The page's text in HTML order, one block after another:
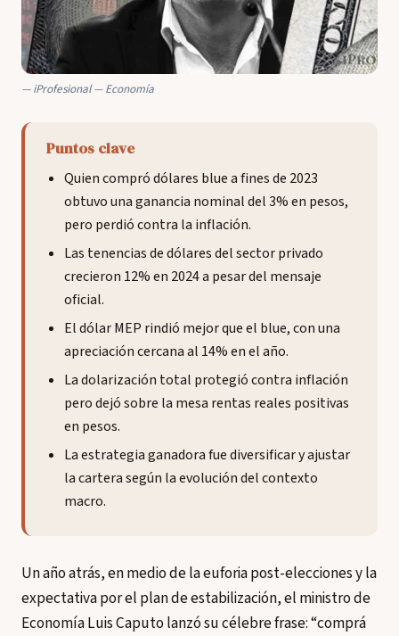
iProfesional — Economía
Puntos clave
Quien compró dólares blue a fines de 2023
obtuvo una ganancia nominal del 3% en pesos,
pero perdió contra la inflación.
Las tenencias de dólares del sector privado
crecieron 12% en 2024 a pesar del mensaje
oficial.
El dólar MEP rindió mejor que el blue, con una
apreciación cercana al 14% en el año.
La dolarización total protegió contra inflación
pero dejó sobre la mesa rentas reales positivas
en pesos.
La estrategia ganadora fue diversificar y ajustar
la cartera según la evolución del contexto
macro.
Un año atrás, en medio de la euforia post-elecciones y la
expectativa por el plan de estabilización, el ministro de
Economía Luis Caputo lanzó su célebre frase: “comprá